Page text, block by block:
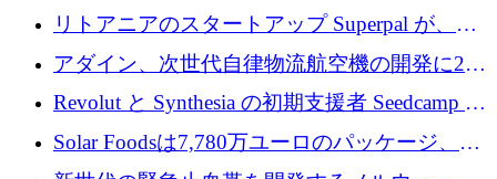
8,500 万ユーロを超える 60 以上のテクノロジ
ー資金調達取引
リトアニアのスタートアップ Superpal が、
Slack 内に構築された AI コワーカー プラット
フォームのために 50 万ユーロを調達
アダイン、次世代自律物流航空機の開発に250
万ユーロを確保
Revolut と Synthesia の初期支援者 Seedcamp が
3 億 2,000 万ドルを調達、米国に投資
Solar Foodsは7,780万ユーロのパッケージ、5
億ユーロの防衛および二重用途成長基金EDM